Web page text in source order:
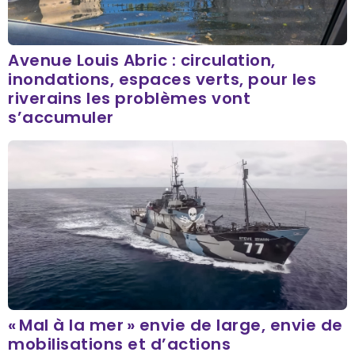
Avenue Louis Abric : circulation,
inondations, espaces verts, pour les
riverains les problèmes vont
s’accumuler
« Mal à la mer » envie de large, envie de
mobilisations et d’actions